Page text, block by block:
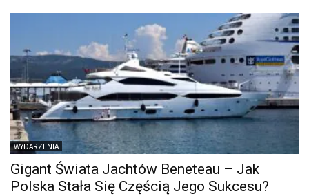
WYDARZENIA
Gigant Świata Jachtów Beneteau – Jak
Polska Stała Się Częścią Jego Sukcesu?